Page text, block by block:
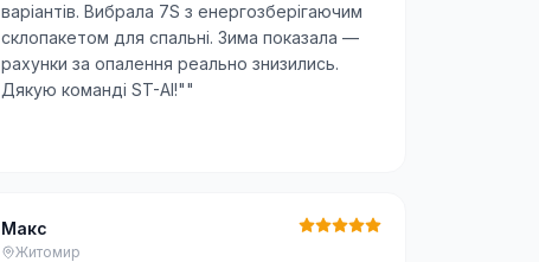
варіантів. Вибрала 7S з енергозберігаючим
склопакетом для спальні. Зима показала —
рахунки за опалення реально знизились.
Дякую команді ST-AI!""
Макс
Житомир